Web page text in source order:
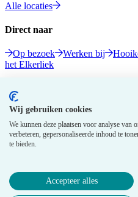
Wij gebruiken cookies
We kunnen deze plaatsen voor analyse van
verbeteren, gepersonaliseerde inhoud te
te bieden.
Accepteer alles
Alle locaties
Direct naar
Op bezoek Werken bij
het Elkerliek
Volg ons